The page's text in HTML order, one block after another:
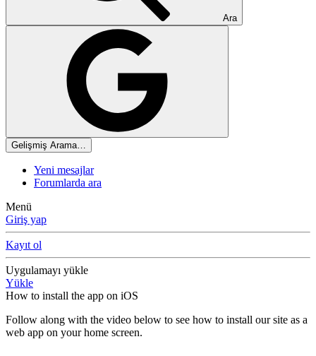
Ara
Gelişmiş Arama…
Yeni mesajlar
Forumlarda ara
Menü
Giriş yap
Kayıt ol
Uygulamayı yükle
Yükle
How to install the app on iOS
Follow along with the video below to see how to install our site as a
web app on your home screen.